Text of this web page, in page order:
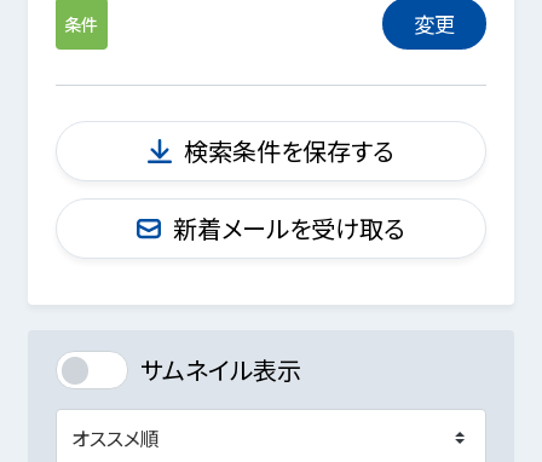
条件 変更
検索条件を保存する
新着メールを受け取る
サムネイル表示